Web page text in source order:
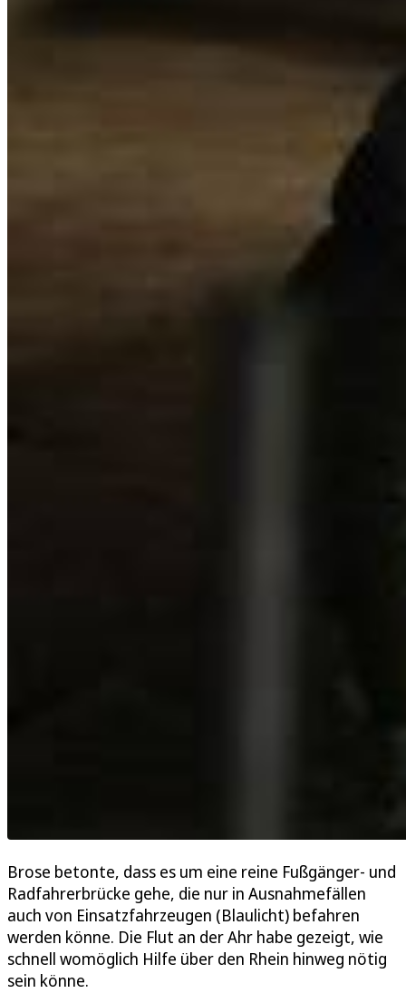
Brose betonte, dass es um eine reine Fußgänger- und
Radfahrerbrücke gehe, die nur in Ausnahmefällen
auch von Einsatzfahrzeugen (Blaulicht) befahren
werden könne. Die Flut an der Ahr habe gezeigt, wie
schnell womöglich Hilfe über den Rhein hinweg nötig
sein könne.